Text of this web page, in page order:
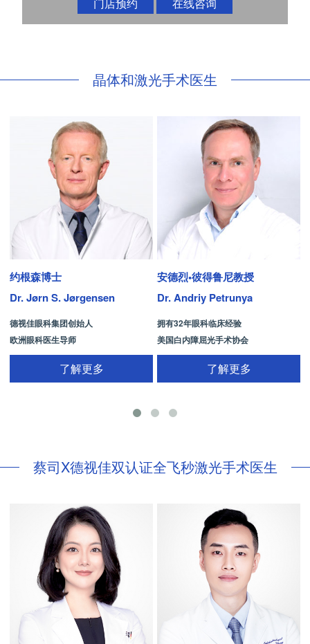
门店预约 在线咨询
晶体和激光手术医生
约根森博士
Dr. Jørn S. Jørgensen
德视佳眼科集团创始人
欧洲眼科医生导师
拥有35年眼科从业经历
了解更多
安德烈•彼得鲁尼教授
Dr. Andriy Petrunya
拥有32年眼科临床经验
美国白内障屈光手术协会
国际屈光手术协会(ISRS)
26项发明专利[青光眼手术/葡萄膜炎/斜
了解更多
蔡司X德视佳双认证全飞秒激光手术医生